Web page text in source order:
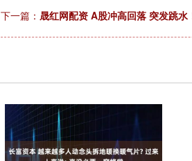
下一篇： 晟红网配资 A股冲高回落 突发跳水